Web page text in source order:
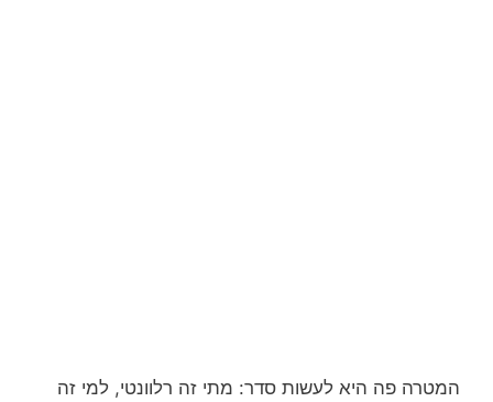
המטרה פה היא לעשות סדר: מתי זה רלוונטי, למי זה